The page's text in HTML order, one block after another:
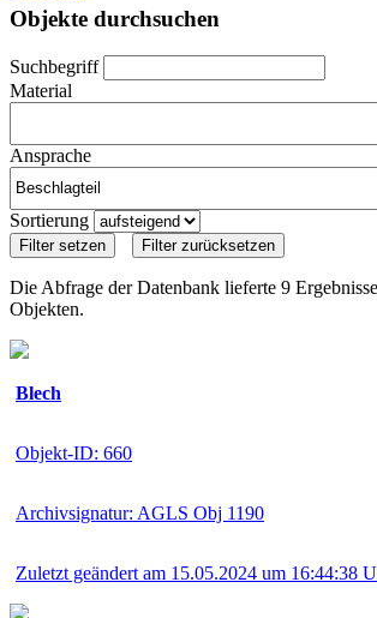
Objekte durchsuchen
Suchbegriff
Material
Ansprache
Sortierung
Die Abfrage der Datenbank lieferte 9
Objekten.
Blech
Objekt-ID: 660
Archivsignatur: AGLS Obj 1190
Zuletzt geändert am 15.05.2024 um 16:44:38